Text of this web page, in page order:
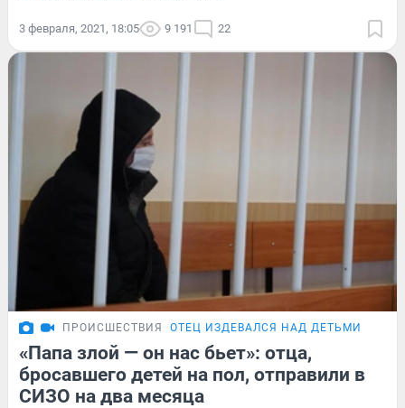
3 февраля, 2021, 18:05 9 191 22
ПРОИСШЕСТВИЯ ОТЕЦ ИЗДЕВАЛСЯ НАД ДЕТЬМИ
«Папа злой — он нас бьет»: отца,
бросавшего детей на пол, отправили в
СИЗО на два месяца